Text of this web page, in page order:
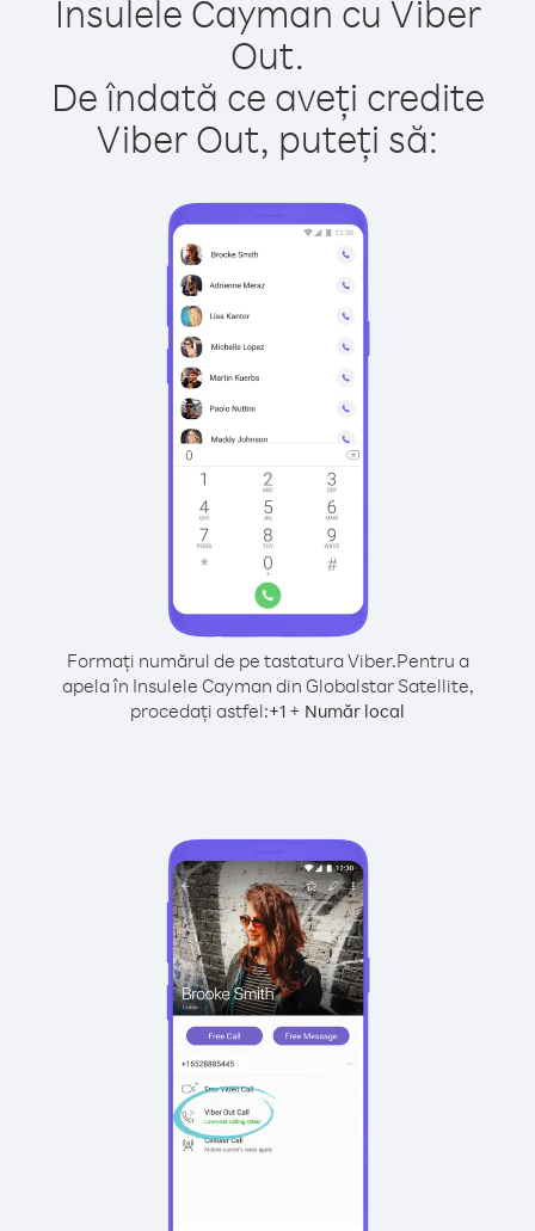
Insulele Cayman cu Viber
Out.
De îndată ce aveți credite
Viber Out, puteți să:
Formați numărul de pe tastatura Viber.Pentru a
apela în Insulele Cayman din Globalstar Satellite,
procedați astfel:+1 + Număr local